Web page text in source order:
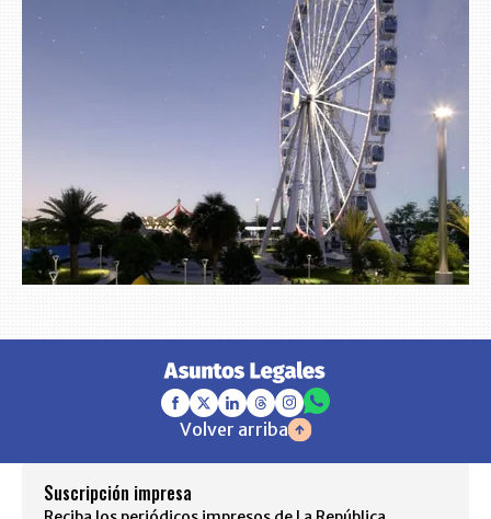
Volver arriba
Suscripción impresa